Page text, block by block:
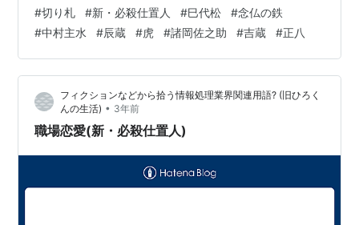
して罠であった。鉄チーム最後の切り札、顔の見えぬメ
ンバーである主水をめぐっての鞘当てが、緊迫のドラマ
となる。逝く者、旅立つ者、残る者、いつものように袖
の下をつかんだ主水の表情を固定して終劇。 ロケ地、辰
の会に入れと迫られる鉄、金戒光明寺石段。巳代松を乗
せた大八…
#切り札 #新・必殺仕置人 #巳代松 #念仏の鉄
#中村主水 #辰蔵 #虎 #諸岡佐之助 #吉蔵 #正八
フィクションなどから拾う情報処理業界関連用語? (旧ひろく
んの生活) • 3年前
職場恋愛(新・必殺仕置人)